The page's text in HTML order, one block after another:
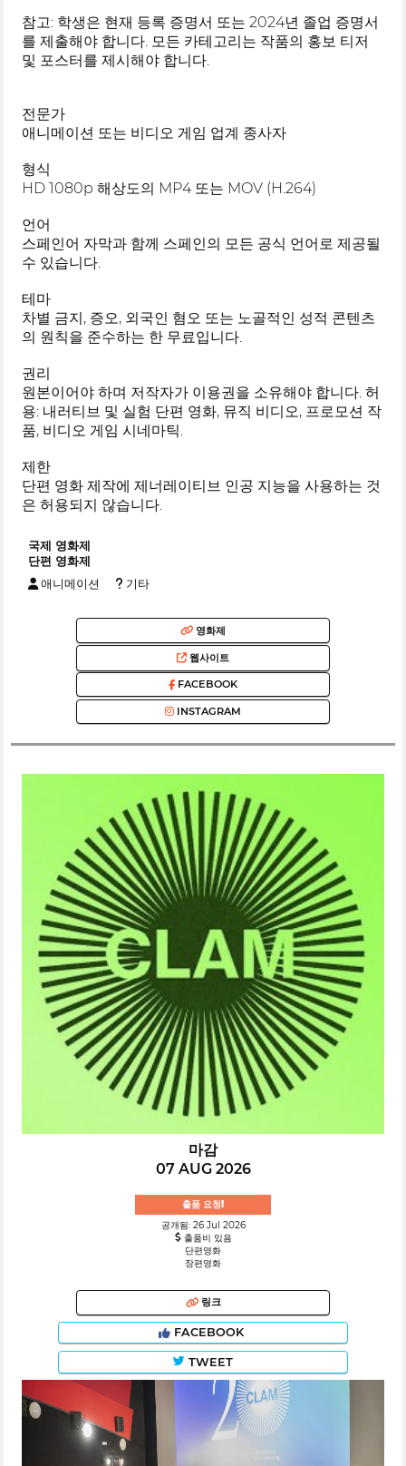
참고: 학생은 현재 등록 증명서 또는 2024년 졸업 증명서
를 제출해야 합니다. 모든 카테고리는 작품의 홍보 티저
및 포스터를 제시해야 합니다.
전문가
애니메이션 또는 비디오 게임 업계 종사자
형식
HD 1080p 해상도의 MP4 또는 MOV (H.264)
언어
스페인어 자막과 함께 스페인의 모든 공식 언어로 제공될
수 있습니다.
테마
차별 금지, 증오, 외국인 혐오 또는 노골적인 성적 콘텐츠
의 원칙을 준수하는 한 무료입니다.
권리
원본이어야 하며 저작자가 이용권을 소유해야 합니다. 허
용: 내러티브 및 실험 단편 영화, 뮤직 비디오, 프로모션 작
품, 비디오 게임 시네마틱.
제한
단편 영화 제작에 제너레이티브 인공 지능을 사용하는 것
은 허용되지 않습니다.
국제 영화제
단편 영화제
애니메이션 기타
영화제
웹사이트
FACEBOOK
INSTAGRAM
마감
07 AUG 2026
출품 요청!
공개됨: 26 Jul 2026
출품비 있음
단편영화
장편영화
링크
FACEBOOK
TWEET